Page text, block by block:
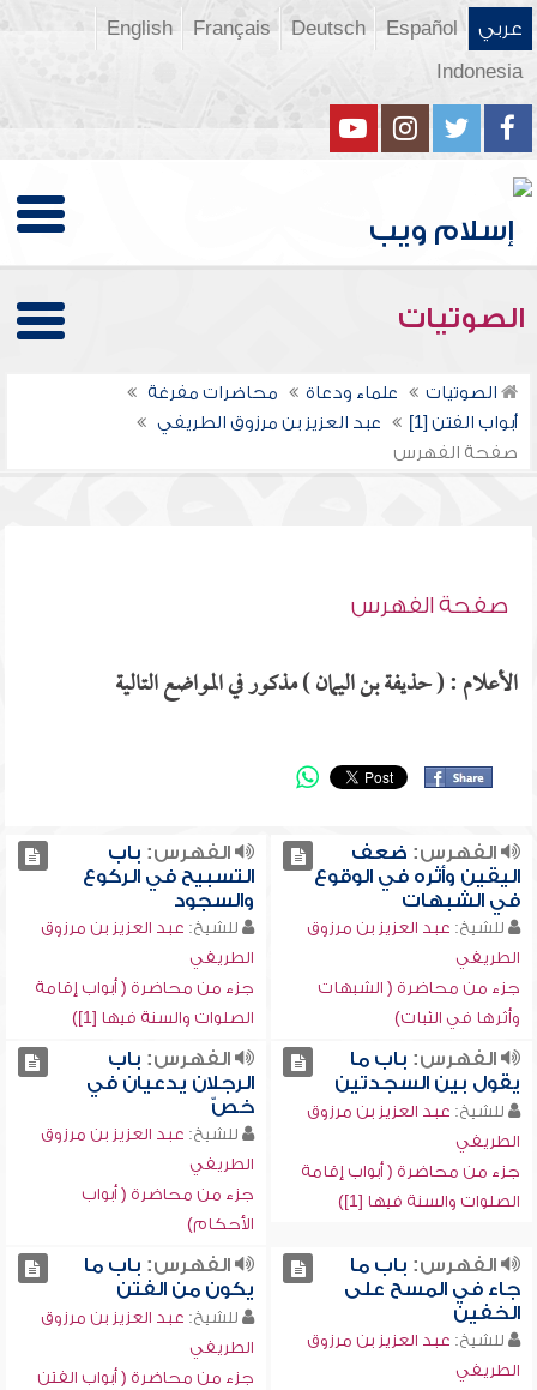
عربي Español
Deutsch
Français
English
Indonesia
الصوتيات
الصوتيات علماء ودعاة
محاضرات مفرغة
أبواب الفتن [1]
عبد العزيز بن مرزوق الطريفي
صفحة الفهرس
صفحة الفهرس
الأعلام : ( حذيفة بن اليمان ) مذكور في المواضع التالية
الفهرس: ضعف
اليقين وأثره في الوقوع
في الشبهات
للشيخ: عبد العزيز بن مرزوق
الطريفي
جزء من محاضرة ( الشبهات
وأثرها في الثبات)
الفهرس: باب
التسبيح في الركوع
والسجود
للشيخ: عبد العزيز بن مرزوق
الطريفي
جزء من محاضرة ( أبواب إقامة
الصلوات والسنة فيها [1])
الفهرس: باب ما
يقول بين السجدتين
للشيخ: عبد العزيز بن مرزوق
الطريفي
جزء من محاضرة ( أبواب إقامة
الصلوات والسنة فيها [1])
الفهرس: باب
الرجلان يدعيان في
خصّ
للشيخ: عبد العزيز بن مرزوق
الطريفي
جزء من محاضرة ( أبواب
الأحكام)
الفهرس: باب ما
جاء في المسح على
الخفين
للشيخ: عبد العزيز بن مرزوق
الطريفي
الفهرس: باب ما
يكون من الفتن
للشيخ: عبد العزيز بن مرزوق
الطريفي
جزء من محاضرة ( أبواب الفتن